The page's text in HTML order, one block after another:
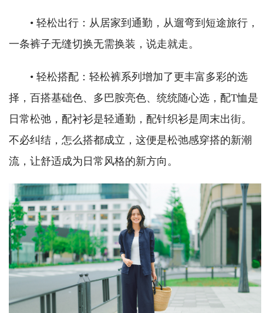
• 轻松出行：从居家到通勤，从遛弯到短途旅行，
一条裤子无缝切换无需换装，说走就走。
• 轻松搭配：轻松裤系列增加了更丰富多彩的选
择，百搭基础色、多巴胺亮色、统统随心选，配T恤是
日常松弛，配衬衫是轻通勤，配针织衫是周末出街。
不必纠结，怎么搭都成立，这便是松弛感穿搭的新潮
流，让舒适成为日常风格的新方向。